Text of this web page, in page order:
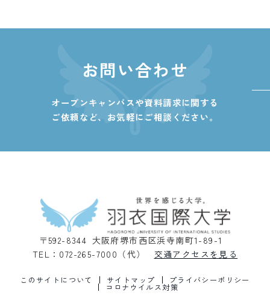
お問い合わせ
オープンキャンパスや資料請求に関する
ご依頼など、 お気軽にご相談ください。
〒592-8344 大阪府堺市西区浜寺南町1-89-1
TEL：072-265-7000（代）
交通アクセスを見る
このサイトについて サイトマップ プライバシーポリシー
コロナウイルス対策